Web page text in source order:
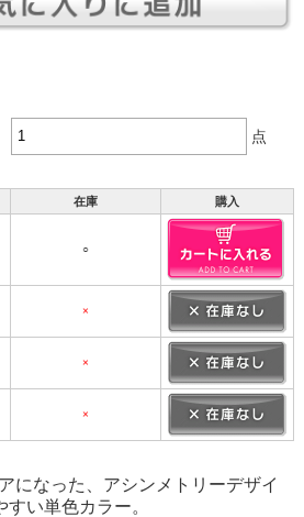
点
在庫 購入
○
×
×
×
になった、アシンメトリーデザイ
い単色カラー。